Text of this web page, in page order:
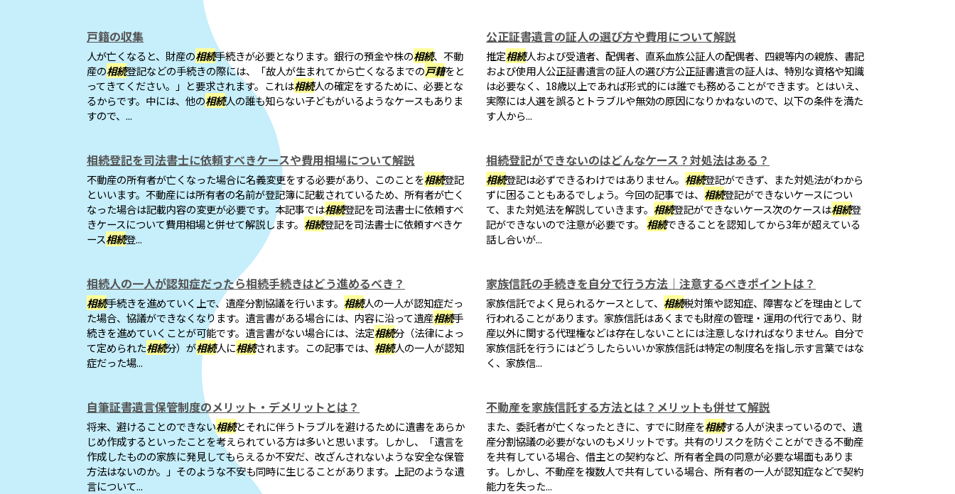
戸籍の収集
人が亡くなると、財産の相続手続きが必要となります。銀行の預金や株の相続、不動
産の相続登記などの手続きの際には、「故人が生まれてから亡くなるまでの戸籍をと
ってきてください。」と要求されます。これは相続人の確定をするために、必要とな
るからです。中には、他の相続人の誰も知らない子どもがいるようなケースもありま
すので、...
公正証書遺言の証人の選び方や費用について解説
推定相続人および受遺者、配偶者、直系血族公証人の配偶者、四親等内の親族、書記
および使用人公正証書遺言の証人の選び方公正証書遺言の証人は、特別な資格や知識
は必要なく、18歳以上であれば形式的には誰でも務めることができます。とはいえ、
実際には人選を誤るとトラブルや無効の原因になりかねないので、以下の条件を満た
す人から...
相続登記を司法書士に依頼すべきケースや費用相場について解説
不動産の所有者が亡くなった場合に名義変更をする必要があり、このことを相続登記
といいます。不動産には所有者の名前が登記簿に記載されているため、所有者が亡く
なった場合は記載内容の変更が必要です。本記事では相続登記を司法書士に依頼すべ
きケースについて費用相場と併せて解説します。 相続登記を司法書士に依頼すべきケ
ース相続登...
相続登記ができないのはどんなケース？対処法はある？
相続登記は必ずできるわけではありません。 相続登記ができず、また対処法がわから
ずに困ることもあるでしょう。今回の記事では、 相続登記ができないケースについ
て、また対処法を解説していきます。 相続登記ができないケース次のケースは相続登
記ができないので注意が必要です。 相続できることを認知してから3年が超えている
話し合いが...
相続人の一人が認知症だったら相続手続きはどう進めるべき？
相続手続きを進めていく上で、遺産分割協議を行います。 相続人の一人が認知症だっ
た場合、協議ができなくなります。遺言書がある場合には、内容に沿って遺産相続手
続きを進めていくことが可能です。遺言書がない場合には、法定相続分（法律によっ
て定められた相続分）が相続人に相続されます。この記事では、 相続人の一人が認知
症だった場...
家族信託の手続きを自分で行う方法｜注意するべきポイントは？
家族信託でよく見られるケースとして、 相続税対策や認知症、障害などを理由として
行われることがあります。家族信託はあくまでも財産の管理・運用の代行であり、財
産以外に関する代理権などは存在しないことには注意しなければなりません。自分で
家族信託を行うにはどうしたらいいか家族信託は特定の制度名を指し示す言葉ではな
く、家族信...
自筆証書遺言保管制度のメリット・デメリットとは？
将来、避けることのできない相続とそれに伴うトラブルを避けるために遺書をあらか
じめ作成するといったことを考えられている方は多いと思います。しかし、「遺言を
作成したものの家族に発見してもらえるか不安だ、改ざんされないような安全な保管
方法はないのか。」そのような不安も同時に生じることがあります。上記のような遺
言について...
不動産を家族信託する方法とは？メリットも併せて解説
また、委託者が亡くなったときに、すでに財産を相続する人が決まっているので、遺
産分割協議の必要がないのもメリットです。共有のリスクを防ぐことができる不動産
を共有している場合、借主との契約など、所有者全員の同意が必要な場面もありま
す。しかし、不動産を複数人で共有している場合、所有者の一人が認知症などで契約
能力を失った...